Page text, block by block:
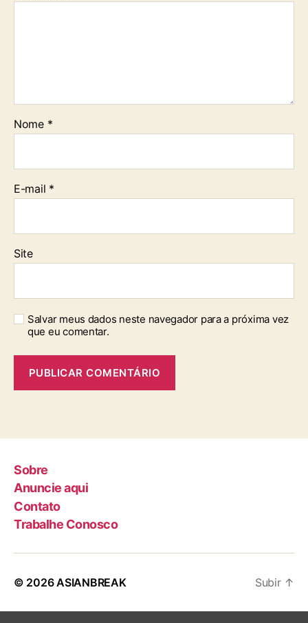
Nome *
E-mail *
Site
Salvar meus dados neste navegador para a próxima vez
que eu comentar.
Sobre
Anuncie aqui
Contato
Trabalhe Conosco
© 2026ASIANBREAK Subir ↑